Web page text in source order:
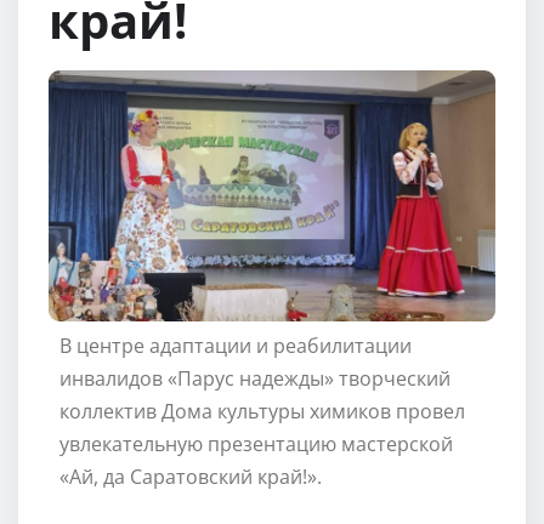
край!
В центре адаптации и реабилитации
инвалидов «Парус надежды» творческий
коллектив Дома культуры химиков провел
увлекательную презентацию мастерской
«Ай, да Саратовский край!».